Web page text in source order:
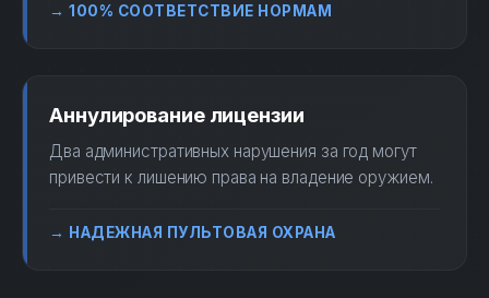
→ 100% СООТВЕТСТВИЕ НОРМАМ
Аннулирование лицензии
Два административных нарушения за год могут
привести к лишению права на владение оружием.
→ НАДЕЖНАЯ ПУЛЬТОВАЯ ОХРАНА